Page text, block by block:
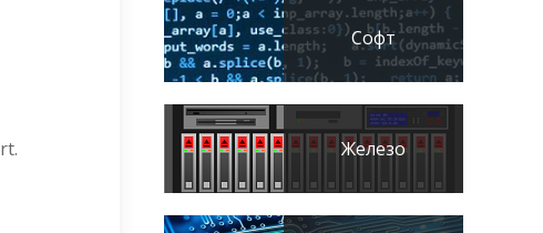
Софт
Железо